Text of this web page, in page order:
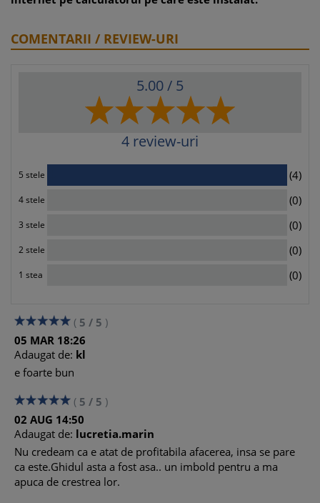
COMENTARII / REVIEW-URI
5.00/ 5
4 review-uri
5 stele (4)
4 stele (0)
3 stele (0)
2 stele (0)
1 stea (0)
( 5 / 5 )
05 MAR 18:26
Adaugat de: kl
e foarte bun
( 5 / 5 )
02 AUG 14:50
Adaugat de: lucretia.marin
Nu credeam ca e atat de profitabila afacerea, insa se pare
ca este.Ghidul asta a fost asa.. un imbold pentru a ma
apuca de crestrea lor.